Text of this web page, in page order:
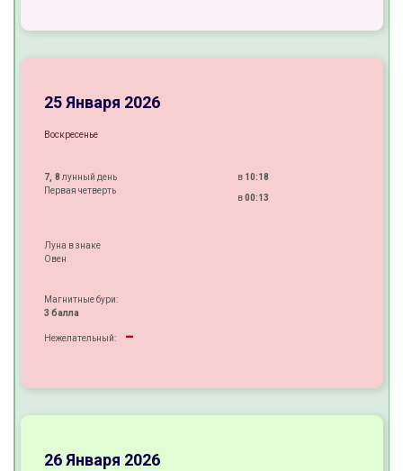
+
±
25 Января 2026
Воскресенье
7, 8 лунный день
Первая четверть
в 10:18
в00:13
Луна в знаке
Овен
Магнитные бури:
3 балла
Нежелательный:
-
+
±
26 Января 2026